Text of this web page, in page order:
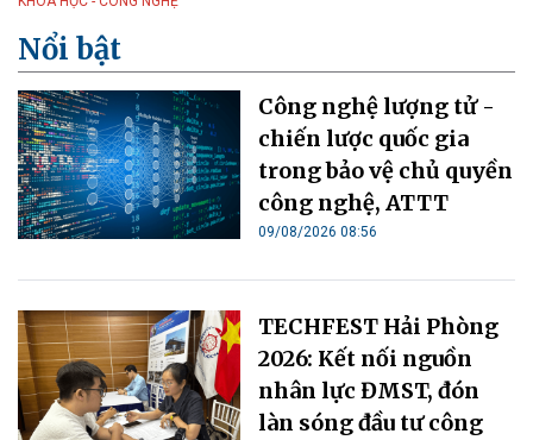
Nổi bật
Công nghệ lượng tử -
chiến lược quốc gia
trong bảo vệ chủ quyền
công nghệ, ATTT
09/08/2026 08:56
TECHFEST Hải Phòng
2026: Kết nối nguồn
nhân lực ĐMST, đón
làn sóng đầu tư công